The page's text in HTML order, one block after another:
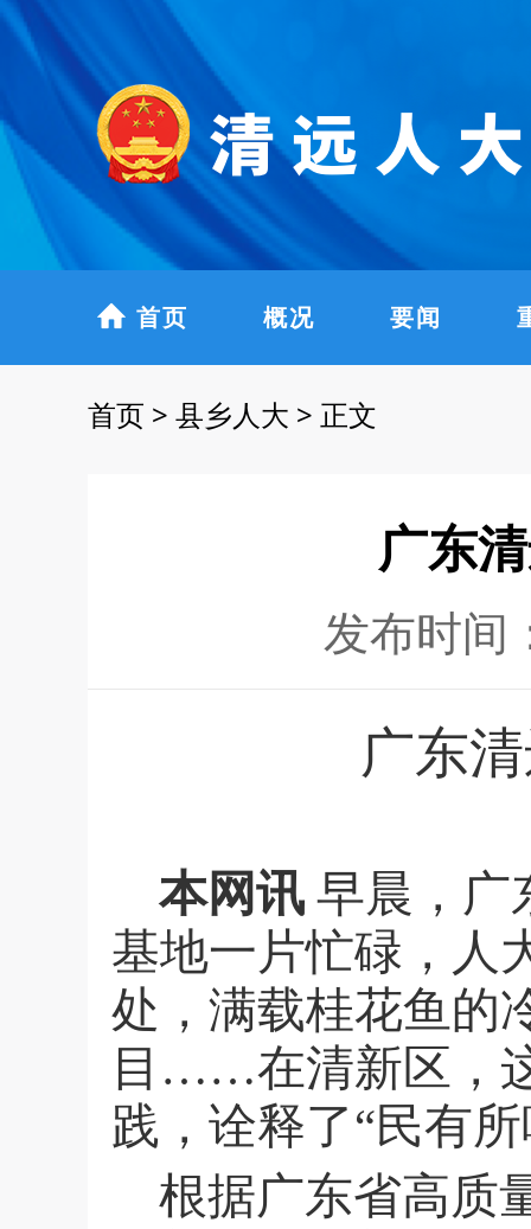
首页 概况 要闻
首页 > 县乡人大 > 正文
广东
发布时间
广东
本网讯 早晨，广
基地一片忙碌，人
处，满载桂花鱼的
目……在清新区，
践，诠释了“民有
根据广东省高质